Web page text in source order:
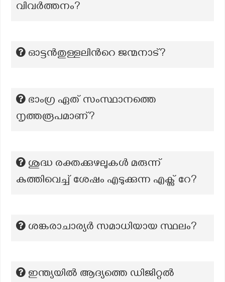
വിവർത്തനം?
ഓട്ടൻതുള്ളലിന്‍റെ ജന്മനാട്?
ഭാംഗ്ര ഏത് സംസ്ഥാനത്തെ
നൃത്തരൂപമാണ്?
ശുദ്ധ രക്തക്കുഴലുകൾ മരുന്ന്
കുത്തിവെച്ച് ശേഷം എടുക്കുന്ന എക്സ് റേ?
ശങ്കരാചാര്യർ സമാധിയായ സ്ഥലം?
ഇന്ത്യയിൽ ആദ്യത്തെ ഡിജിറ്റൽ